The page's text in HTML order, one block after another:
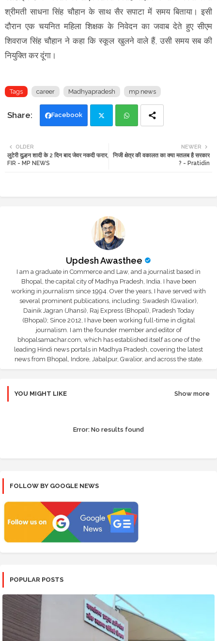
श्रीमती साधना सिंह चौहान के साथ सैर सपाटा में समय बिताया। इसी
दौरान एक चयनित महिला शिक्षक के निवेदन का जवाब देते हुए सीएम
शिवराज सिंह चौहान ने कहा कि स्कूल खुलने वाले हैं, उसी समय सब की
नियुक्ति कर दूंगा।
Tags career Madhyapradesh mp news
Facebook
tte ats
NEWER
निजी क्षेत्र की वकालत का क्या मतलब है सरकार
? - Pratidin
OLDER
लुटेरी दुल्हन शादी के 2 दिन बाद जेवर नकदी फरार,
FIR - MP NEWS
Updesh Awasthee
I am a graduate in Commerce and Law, and a journalist based in
Bhopal, the capital city of Madhya Pradesh, India. I have been
working in journalism since 1994. Over the years, I have served with
several prominent publications, including: Swadesh (Gwalior),
Dainik Jagran (Jhansi), Raj Express (Bhopal), Pradesh Today
(Bhopal); Since 2012, I have been working full-time in digital
journalism. I am the founder member and editor of
bhopalsamachar.com, which has established itself as one of the
leading Hindi news portals in Madhya Pradesh, covering the latest
news from Bhopal, Indore, Jabalpur, Gwalior, and across the state.
YOU MIGHT LIKE Show more
Error: No results found
FOLLOW BY GOOGLE NEWS
POPULAR POSTS